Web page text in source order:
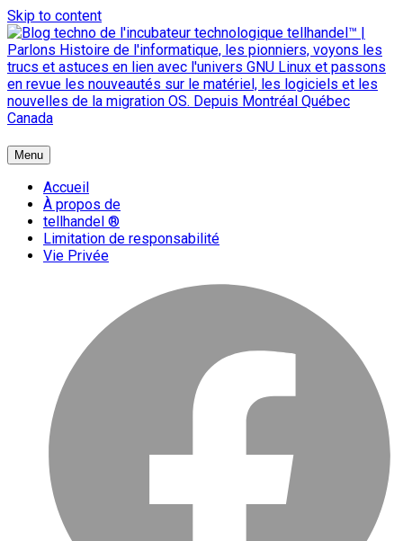
Skip to content
{ + }
blog technologique du hub | migration GNU Linux
Menu
Accueil
À propos de
tellhandel ®
Limitation de responsabilité
Vie Privée